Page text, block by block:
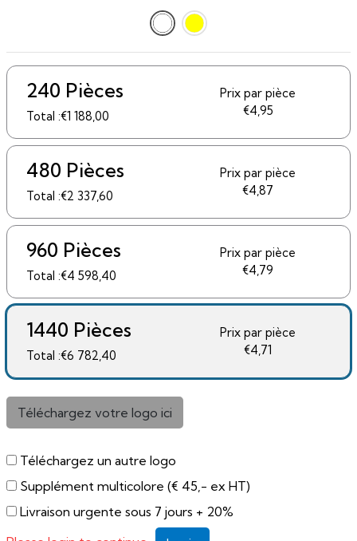
240 Pièces
Total :€1 188,00
Prix ​​par pièce
€4,95
480 Pièces
Total :€2 337,60
Prix ​​par pièce
€4,87
960 Pièces
Total :€4 598,40
Prix ​​par pièce
€4,79
1440 Pièces
Total :€6 782,40
Prix ​​par pièce
€4,71
Téléchargez votre logo ici
Téléchargez un autre logo
Supplément multicolore (€ 45,- ex HT)
Livraison urgente sous 7 jours + 20%